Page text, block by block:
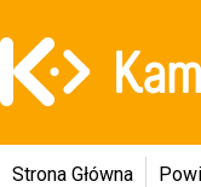
Strona Główna